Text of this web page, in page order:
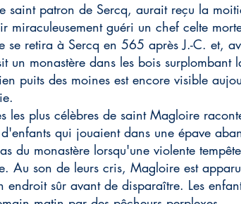
saint patron de Sercq, aurait reçu la
miraculeusement guéri un chef celte
se retira à Sercq en 565 après J.-C. et,
un monastère dans les bois surplombant
puits des moines est encore visible
les plus célèbres de saint Magloire
qui jouaient dans une épave
du monastère lorsqu'une violente
Au son de leurs cris, Magloire est
endroit sûr avant de disparaître. Les